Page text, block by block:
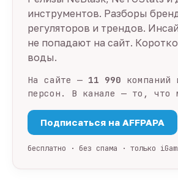
инструментов. Разборы
регуляторов и трендов.
не попадают на сайт.
воды.
На сайте — 11 990 компаний
персон. В канале — то, что
Подписаться на AFFPAPA
бесплатно · без спама · только